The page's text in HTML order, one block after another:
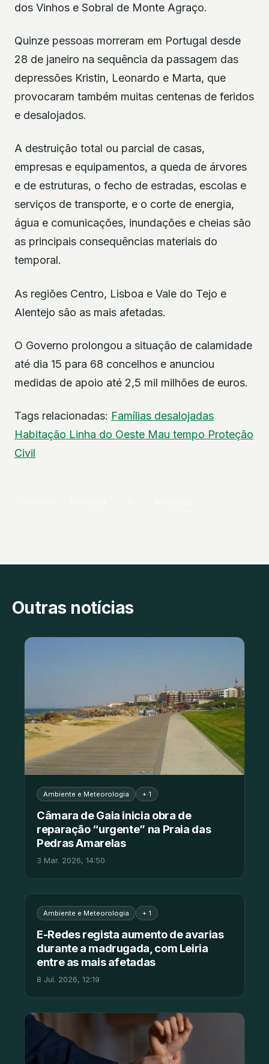
dos Vinhos e Sobral de Monte Agraço.
Quinze pessoas morreram em Portugal desde
28 de janeiro na sequência da passagem das
depressões Kristin, Leonardo e Marta, que
provocaram também muitas centenas de feridos
e desalojados.
A destruição total ou parcial de casas,
empresas e equipamentos, a queda de árvores
e de estruturas, o fecho de estradas, escolas e
serviços de transporte, e o corte de energia,
água e comunicações, inundações e cheias são
as principais consequências materiais do
temporal.
As regiões Centro, Lisboa e Vale do Tejo e
Alentejo são as mais afetadas.
O Governo prolongou a situação de calamidade
até dia 15 para 68 concelhos e anunciou
medidas de apoio até 2,5 mil milhões de euros.
Tags relacionadas: Famílias desalojadas
Habitação Linha do Oeste Mau tempo Proteção
Civil
Outras notícias
Ambiente e Meteorologia + 1
Câmara de Gaia inicia obra de
reparação “urgente” na Praia das
Pedras Amarelas
3 Mar. 2026, 14:50
Ambiente e Meteorologia + 1
E-Redes regista aumento de avarias
durante a madrugada, com Leiria
entre as mais afetadas
8 Jul. 2026, 12:19